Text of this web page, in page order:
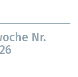
Nr.